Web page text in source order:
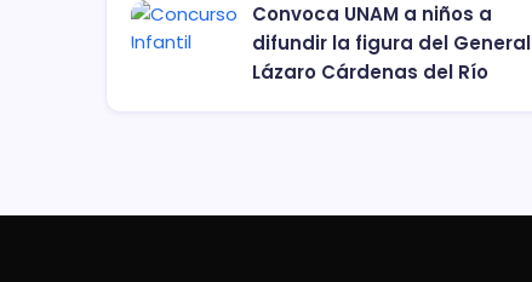
Convoca UNAM a niños a
difundir la figura del General
Lázaro Cárdenas del Río